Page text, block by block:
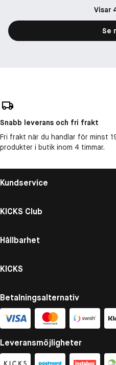
Visar
Se
Snabb leverans och fri frakt
Fri frakt när du handlar för minst
produkter i butik inom 4 timmar.
Kundservice
KICKS Club
Hållbarhet
KICKS
Betalningsalternativ
Leveransmöjligheter